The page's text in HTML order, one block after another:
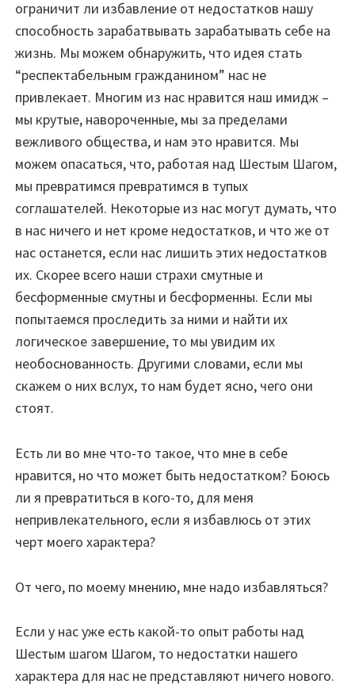
ограничит ли избавление от недостатков нашу
способность зарабатвывать зарабатывать себе на
жизнь. Мы можем обнаружить, что идея стать
“респектабельным гражданином” нас не
привлекает. Многим из нас нравится наш имидж –
мы крутые, навороченные, мы за пределами
вежливого общества, и нам это нравится. Мы
можем опасаться, что, работая над Шестым Шагом,
мы превратимся превратимся в тупых
соглашателей. Некоторые из нас могут думать, что
в нас ничего и нет кроме недостатков, и что же от
нас останется, если нас лишить этих недостатков
их. Скорее всего наши страхи смутные и
бесформенные смутны и бесформенны. Если мы
попытаемся проследить за ними и найти их
логическое завершение, то мы увидим их
необоснованность. Другими словами, если мы
скажем о них вслух, то нам будет ясно, чего они
стоят.
Есть ли во мне что-то такое, что мне в себе
нравится, но что может быть недостатком? Боюсь
ли я превратиться в кого-то, для меня
непривлекательного, если я избавлюсь от этих
черт моего характера?
От чего, по моему мнению, мне надо избавляться?
Если у нас уже есть какой-то опыт работы над
Шестым шагом Шагом, то недостатки нашего
характера для нас не представляют ничего нового.